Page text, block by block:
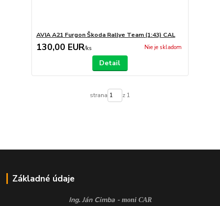
AVIA A21 Furgon Škoda Rallye Team (1:43) CAL
130,00 EUR/ks Nie je skladom
Detail
strana z 1
Základné údaje
Ing. Ján Cimba - moni CAR